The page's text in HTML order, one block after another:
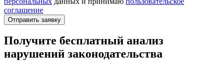
соглашение
Отправить заявку
Получите бесплатный анализ
нарушений законодательства